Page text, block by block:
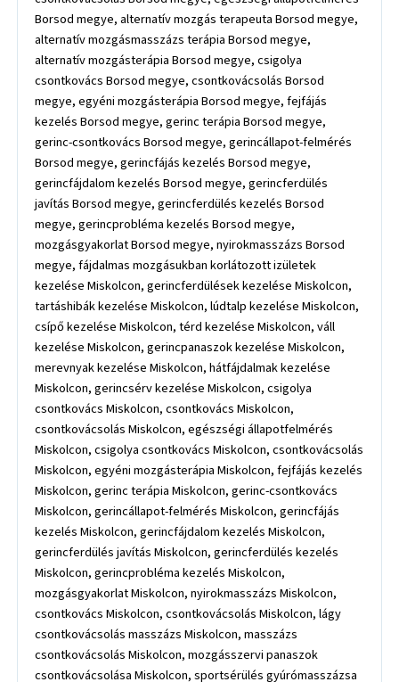
Borsod megye, alternatív mozgás terapeuta Borsod megye,
alternatív mozgásmasszázs terápia Borsod megye,
alternatív mozgásterápia Borsod megye, csigolya
csontkovács Borsod megye, csontkovácsolás Borsod
megye, egyéni mozgásterápia Borsod megye, fejfájás
kezelés Borsod megye, gerinc terápia Borsod megye,
gerinc-csontkovács Borsod megye, gerincállapot-felmérés
Borsod megye, gerincfájás kezelés Borsod megye,
gerincfájdalom kezelés Borsod megye, gerincferdülés
javítás Borsod megye, gerincferdülés kezelés Borsod
megye, gerincprobléma kezelés Borsod megye,
mozgásgyakorlat Borsod megye, nyirokmasszázs Borsod
megye, fájdalmas mozgásukban korlátozott izületek
kezelése Miskolcon, gerincferdülések kezelése Miskolcon,
tartáshibák kezelése Miskolcon, lúdtalp kezelése Miskolcon,
csípő kezelése Miskolcon, térd kezelése Miskolcon, váll
kezelése Miskolcon, gerincpanaszok kezelése Miskolcon,
merevnyak kezelése Miskolcon, hátfájdalmak kezelése
Miskolcon, gerincsérv kezelése Miskolcon, csigolya
csontkovács Miskolcon, csontkovács Miskolcon,
csontkovácsolás Miskolcon, egészségi állapotfelmérés
Miskolcon, csigolya csontkovács Miskolcon, csontkovácsolás
Miskolcon, egyéni mozgásterápia Miskolcon, fejfájás kezelés
Miskolcon, gerinc terápia Miskolcon, gerinc-csontkovács
Miskolcon, gerincállapot-felmérés Miskolcon, gerincfájás
kezelés Miskolcon, gerincfájdalom kezelés Miskolcon,
gerincferdülés javítás Miskolcon, gerincferdülés kezelés
Miskolcon, gerincprobléma kezelés Miskolcon,
mozgásgyakorlat Miskolcon, nyirokmasszázs Miskolcon,
csontkovács Miskolcon, csontkovácsolás Miskolcon, lágy
csontkovácsolás masszázs Miskolcon, masszázs
csontkovácsolás Miskolcon, mozgásszervi panaszok
csontkovácsolása Miskolcon, sportsérülés gyúrómasszázsa